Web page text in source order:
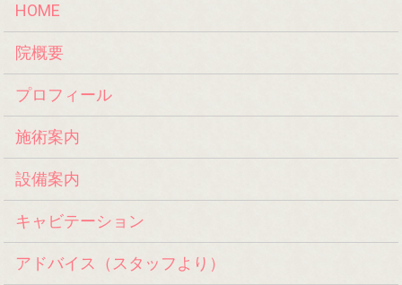
HOME
院概要
プロフィール
施術案内
設備案内
キャビテーション
アドバイス（スタッフより）